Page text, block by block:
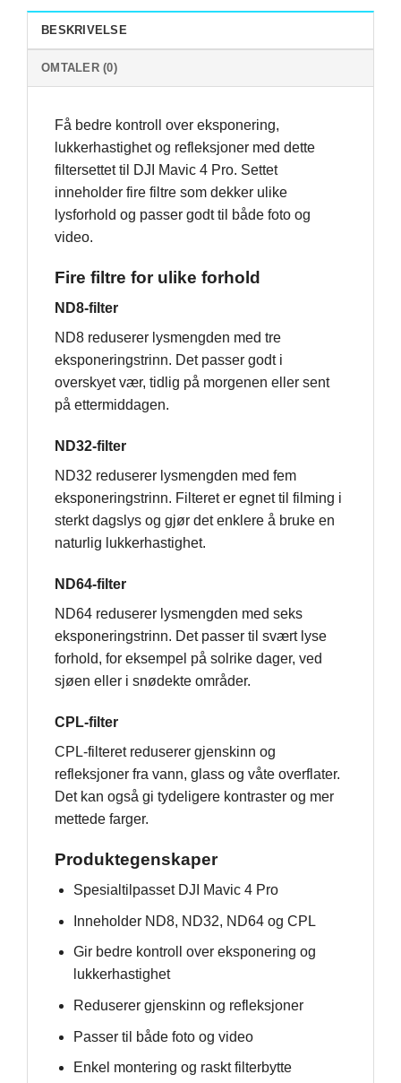
ND32,
BESKRIVELSE
OMTALER (0)
Få bedre kontroll over eksponering,
lukkerhastighet og refleksjoner med dette
filtersettet til DJI Mavic 4 Pro. Settet
inneholder fire filtre som dekker ulike
lysforhold og passer godt til både foto og
video.
Fire filtre for ulike forhold
ND8-filter
ND8 reduserer lysmengden med tre
eksponeringstrinn. Det passer godt i
overskyet vær, tidlig på morgenen eller sent
på ettermiddagen.
ND32-filter
ND32 reduserer lysmengden med fem
eksponeringstrinn. Filteret er egnet til filming i
sterkt dagslys og gjør det enklere å bruke en
naturlig lukkerhastighet.
ND64-filter
ND64 reduserer lysmengden med seks
eksponeringstrinn. Det passer til svært lyse
forhold, for eksempel på solrike dager, ved
sjøen eller i snødekte områder.
CPL-filter
CPL-filteret reduserer gjenskinn og
refleksjoner fra vann, glass og våte overflater.
Det kan også gi tydeligere kontraster og mer
mettede farger.
Produktegenskaper
Spesialtilpasset DJI Mavic 4 Pro
Inneholder ND8, ND32, ND64 og CPL
Gir bedre kontroll over eksponering og
lukkerhastighet
Reduserer gjenskinn og refleksjoner
Passer til både foto og video
Enkel montering og raskt filterbytte